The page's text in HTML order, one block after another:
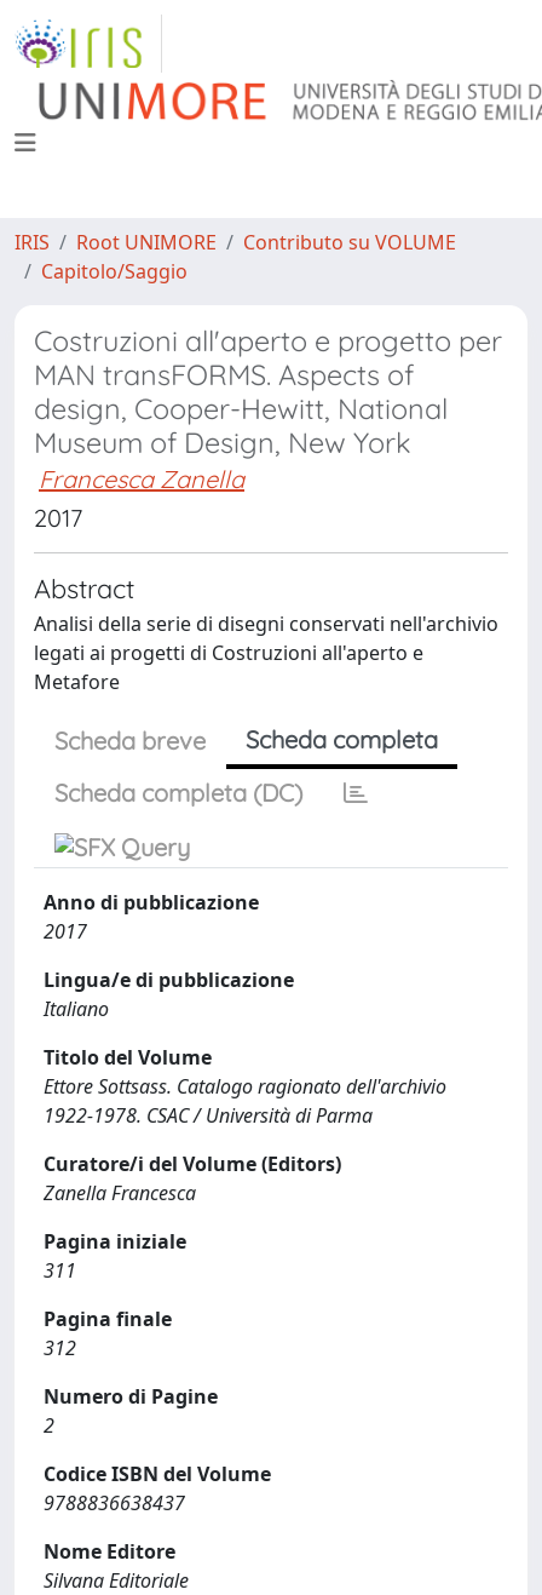
IRIS Root UNIMORE
Contributo su VOLUME
Capitolo/Saggio
Costruzioni all'aperto e progetto per
MAN transFORMS. Aspects of
design, Cooper-Hewitt, National
Museum of Design, New York
Francesca Zanella
2017
Abstract
Analisi della serie di disegni conservati nell'archivio
legati ai progetti di Costruzioni all'aperto e
Metafore
Scheda breve
Scheda completa
Scheda completa (DC)
Anno di pubblicazione
2017
Lingua/e di pubblicazione
Italiano
Titolo del Volume
Ettore Sottsass. Catalogo ragionato dell'archivio
1922-1978. CSAC / Università di Parma
Curatore/i del Volume (Editors)
Zanella Francesca
Pagina iniziale
311
Pagina finale
312
Numero di Pagine
2
Codice ISBN del Volume
9788836638437
Nome Editore
Silvana Editoriale